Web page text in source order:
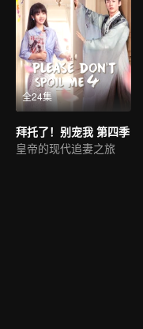
全24集
拜托了！别宠我 第四季
皇帝的现代追妻之旅